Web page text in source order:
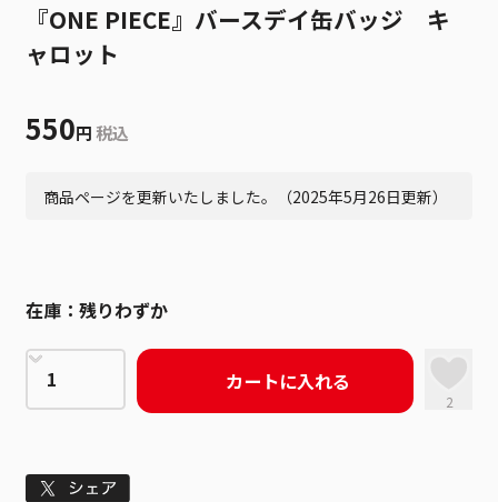
『ONE PIECE』バースデイ缶バッジ キ
ャロット
550円 税込
商品ページを更新いたしました。（2025年5月26日更新）
在庫： 残りわずか
カートに入れる
2
Tweet